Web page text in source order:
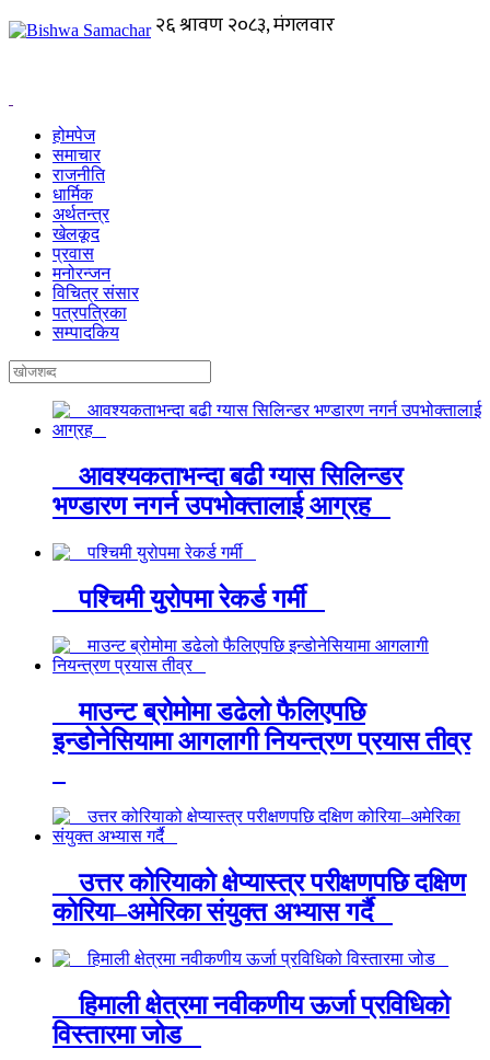
होमपेज
समाचार
राजनीति
धार्मिक
अर्थतन्त्र
खेलकूद
प्रवास
मनोरन्जन
विचित्र संसार
पत्रपत्रिका
सम्पादकिय
आवश्यकताभन्दा बढी ग्यास सिलिन्डर
भण्डारण नगर्न उपभोक्तालाई आग्रह
पश्चिमी युरोपमा रेकर्ड गर्मी
माउन्ट ब्रोमोमा डढेलो फैलिएपछि
इन्डोनेसियामा आगलागी नियन्त्रण प्रयास तीव्र
उत्तर कोरियाको क्षेप्यास्त्र परीक्षणपछि दक्षिण
कोरिया–अमेरिका संयुक्त अभ्यास गर्दै
हिमाली क्षेत्रमा नवीकणीय ऊर्जा प्रविधिको
विस्तारमा जोड